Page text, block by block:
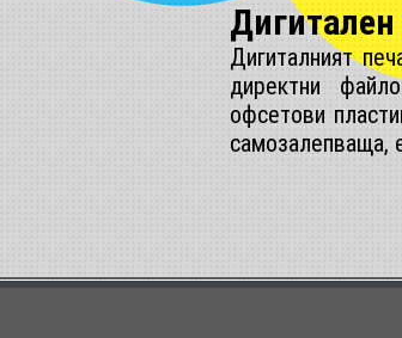
Дигитален
Дигиталният
директни
офсетови
самозалепваща,